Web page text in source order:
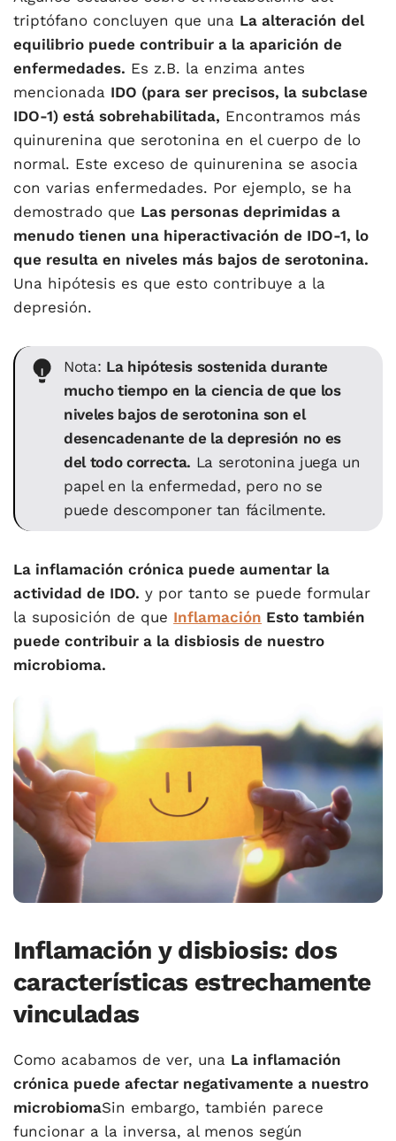
triptófano concluyen que una La alteración del
equilibrio puede contribuir a la aparición de
enfermedades. Es z.B. la enzima antes
mencionada IDO (para ser precisos, la subclase
IDO-1) está sobrehabilitada, Encontramos más
quinurenina que serotonina en el cuerpo de lo
normal. Este exceso de quinurenina se asocia
con varias enfermedades. Por ejemplo, se ha
demostrado que Las personas deprimidas a
menudo tienen una hiperactivación de IDO-1, lo
que resulta en niveles más bajos de serotonina.
Una hipótesis es que esto contribuye a la
depresión.
Nota: La hipótesis sostenida durante
mucho tiempo en la ciencia de que los
niveles bajos de serotonina son el
desencadenante de la depresión no es
del todo correcta. La serotonina juega un
papel en la enfermedad, pero no se
puede descomponer tan fácilmente.
La inflamación crónica puede aumentar la
actividad de IDO. y por tanto se puede formular
la suposición de que Inflamación Esto también
puede contribuir a la disbiosis de nuestro
microbioma.
Inflamación y disbiosis: dos
características estrechamente
vinculadas
Como acabamos de ver, una La inflamación
crónica puede afectar negativamente a nuestro
microbiomaSin embargo, también parece
funcionar a la inversa, al menos según